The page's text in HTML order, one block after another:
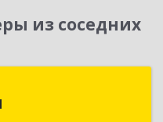
из соседних